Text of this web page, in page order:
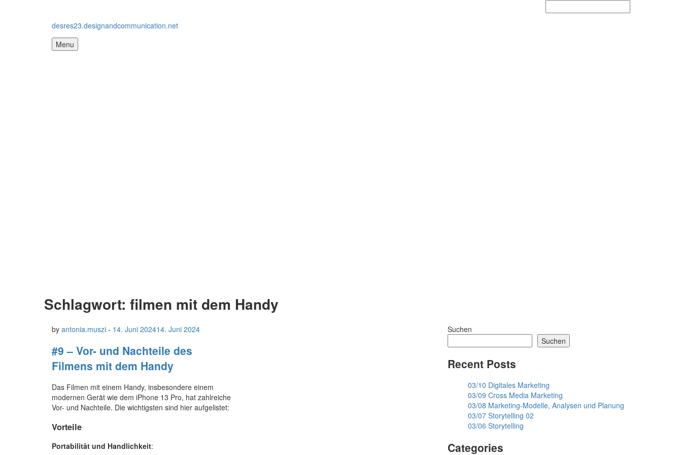
desres23.designandcommunication.net
Menu
Schlagwort: filmen mit dem Handy
by antonia.muszi - 14. Juni 202414. Juni 2024
#9 – Vor- und Nachteile des
Filmens mit dem Handy
Das Filmen mit einem Handy, insbesondere einem
modernen Gerät wie dem iPhone 13 Pro, hat zahlreiche
Vor- und Nachteile. Die wichtigsten sind hier aufgelistet:
Vorteile
Portabilität und Handlichkeit:
Suchen
Suchen
Recent Posts
03/10 Digitales Marketing
03/09 Cross Media Marketing
03/08 Marketing-Modelle, Analysen und Planung
03/07 Storytelling 02
03/06 Storytelling
Categories